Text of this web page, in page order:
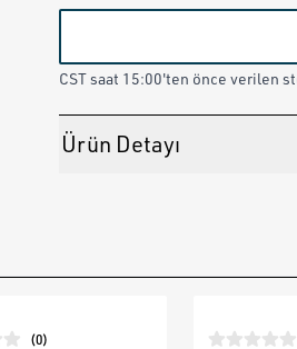
CST saat 15:00'ten önce verilen
Ürün Detayı
(0)